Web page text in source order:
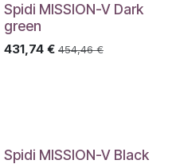
Spidi MISSION-V Dark
green
431,74€ 454,46€
Spidi MISSION-V Black